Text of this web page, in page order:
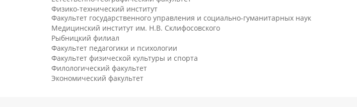
Физико-технический институт
Факультет государственного управления и социально-гуманитарных наук
Медицинский институт им. Н.В. Склифосовского
Рыбницкий филиал
Факультет педагогики и психологии
Факультет физической культуры и спорта
Филологический факультет
Экономический факультет